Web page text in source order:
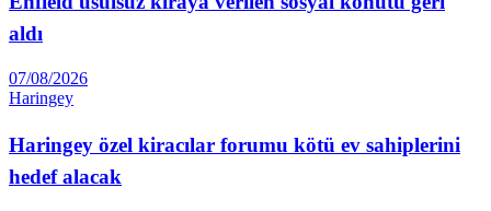
aldı
07/08/2026
Haringey
Haringey özel kiracılar forumu kötü ev sahiplerini
hedef alacak